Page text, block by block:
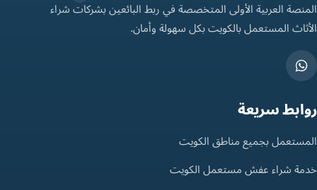
المنصة العربية الأولى المتخصصة في ربط البائعين بشركات شراء
الأثاث المستعمل بالكويت بكل سهولة وأمان.
روابط سريعة
المستعمل بجميع مناطق الكويت
خدمة شراء عفش مستعمل الكويت